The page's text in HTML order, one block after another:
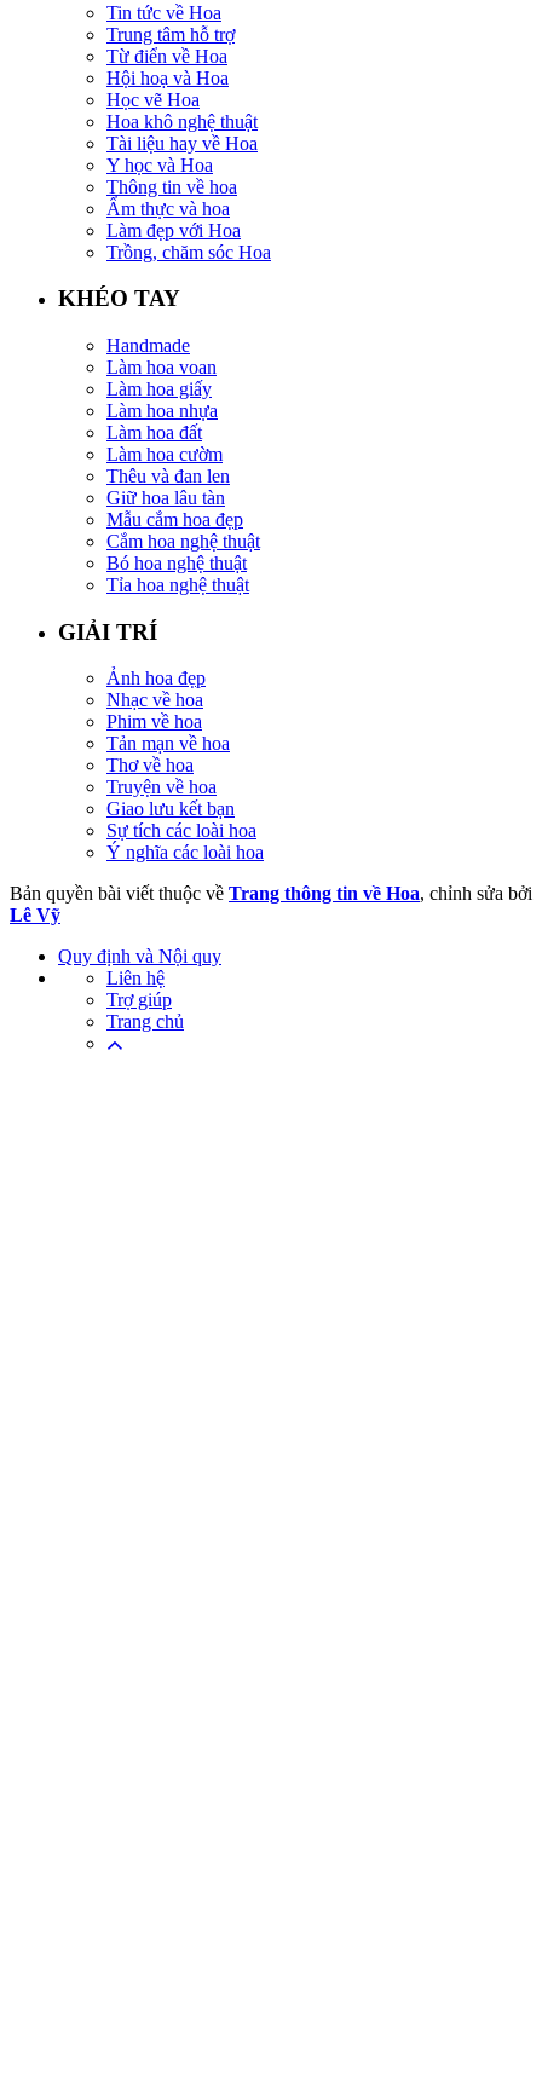
Tin tức về Hoa
Trung tâm hỗ trợ
Từ điển về Hoa
Hội hoạ và Hoa
Học vẽ Hoa
Hoa khô nghệ thuật
Tài liệu hay về Hoa
Y học và Hoa
Thông tin về hoa
Ẩm thực và hoa
Làm đẹp với Hoa
Trồng, chăm sóc Hoa
KHÉO TAY
Handmade
Làm hoa voan
Làm hoa giấy
Làm hoa nhựa
Làm hoa đất
Làm hoa cườm
Thêu và đan len
Giữ hoa lâu tàn
Mẫu cắm hoa đẹp
Cắm hoa nghệ thuật
Bó hoa nghệ thuật
Tỉa hoa nghệ thuật
GIẢI TRÍ
Ảnh hoa đẹp
Nhạc về hoa
Phim về hoa
Tản mạn về hoa
Thơ về hoa
Truyện về hoa
Giao lưu kết bạn
Sự tích các loài hoa
Ý nghĩa các loài hoa
Bản quyền bài viết thuộc về Trang thông tin về Hoa, chỉnh sửa bởi
Lê Vỹ
Quy định và Nội quy
Liên hệ
Trợ giúp
Trang chủ